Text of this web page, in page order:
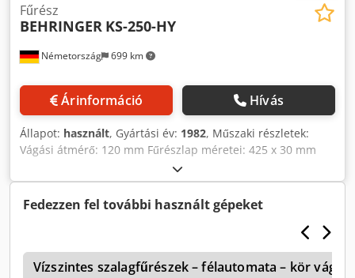
Németország 699 km
Fűrész
BEHRINGER KS-250-HY
Árinformáció Hívás
Állapot: használt, Gyártási év: 1982, Műszaki részletek:
Vágási átmérő: 120 mm Fűrészlap méretei: 425 x 30 mm
Vágási tartomány 90 fokban: kerek: 120 mm Magasság a
padló felett: 800 mm Dkedou Nilaopfx Ahijr Elektromos
csatlakozás: 380 V / Hz. A percenkénti lökések száma: 60 /
92 / 140 lökés/perc. Teljes teljesítményigény: 1,5 kW A gép
méretei: kb. L:1,2 x Sz: 0,75 x H: 1,10 (fogantyú felemelve)
m Hosszirányban állítható csavarógép az anyák
meglazításával. Gérvágás és egyenes vágás: 45° és 90°.
Fedezzen fel további használt gépeket
Vízszintes szalagfűrészek – félautomata – kör